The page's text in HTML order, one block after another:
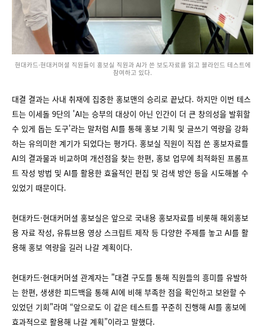
현대카드·현대커머셜 직원들이 홍보실 직원과 AI가 쓴 보도자료를 읽고 블라인드 테스트에
참여하고 있다.
대결 결과는 사내 취재에 집중한 홍보맨의 승리로 끝났다. 하지만 이번 테스
트는 이세돌 9단의 'AI는 승부의 대상이 아닌 인간이 더 큰 창의성을 발휘할
수 있게 돕는 도구'라는 말처럼 AI를 통해 홍보 기획 및 글쓰기 역량을 강화
하는 유의미한 계기가 되었다는 평가다. 홍보실 직원이 직접 쓴 홍보자료를
AI의 결과물과 비교하며 개선점을 찾는 한편, 홍보 업무에 최적화된 프롬프
트 작성 방법 및 AI를 활용한 효율적인 편집 및 검색 방안 등을 시도해볼 수
있었기 때문이다.
현대카드·현대커머셜 홍보실은 앞으로 국내용 홍보자료를 비롯해 해외홍보
용 자료 작성, 유튜브용 영상 스크립트 제작 등 다양한 주제를 놓고 AI를 활
용해 홍보 역량을 길러 나갈 계획이다.
현대카드·현대커머셜 관계자는 "대결 구도를 통해 직원들의 흥미를 유발하
는 한편, 생생한 피드백을 통해 AI에 비해 부족한 점을 확인하고 보완할 수
있었던 기회"라며 “앞으로도 이 같은 테스트를 꾸준히 진행해 AI를 홍보에
효과적으로 활용해 나갈 계획”이라고 말했다.